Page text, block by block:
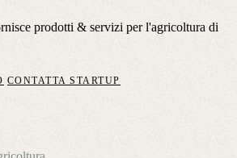
prodotti & servizi per l'agricoltura di
CONTATTA STARTUP